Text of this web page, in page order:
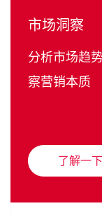
市场洞察
分析市场趋
察营销本质
了解一下